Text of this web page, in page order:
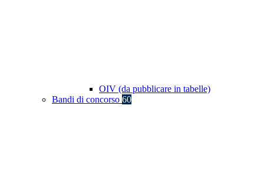
OIV (da pubblicare in tabelle)
Bandi di concorso 60